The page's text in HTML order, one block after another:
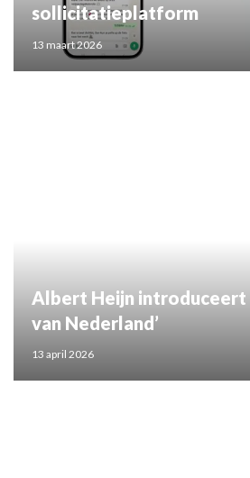
sollicitatieplatform
13 maart 2026
Albert Heijn introduceert
van Nederland’
13 april 2026